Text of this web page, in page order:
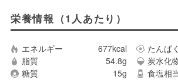
栄養情報（1人あたり）
エネルギー 677kcal たんぱ
脂質
54.8g 炭水化
糖質
15g 食塩相